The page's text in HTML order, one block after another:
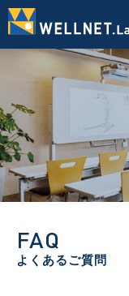
FAQ
よくあるご質問